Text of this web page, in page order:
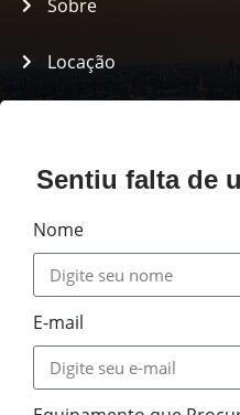
Sobre
Locação
Políticas
Sentiu falta de
Nome
E-mail